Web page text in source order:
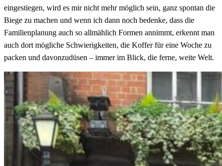
eingestiegen, wird es mir nicht mehr möglich sein, ganz spontan die
Biege zu machen und wenn ich dann noch bedenke, dass die
Familienplanung auch so allmählich Formen annimmt, erkennt man
auch dort mögliche Schwierigkeiten, die Koffer für eine Woche zu
packen und davonzudüsen – immer im Blick, die ferne, weite Welt.